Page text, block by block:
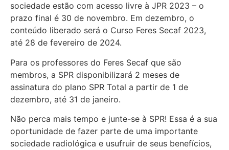
sociedade estão com acesso livre à JPR 2023 – o
prazo final é 30 de novembro. Em dezembro, o
conteúdo liberado será o Curso Feres Secaf 2023,
até 28 de fevereiro de 2024.
Para os professores do Feres Secaf que são
membros, a SPR disponibilizará 2 meses de
assinatura do plano SPR Total a partir de 1 de
dezembro, até 31 de janeiro.
Não perca mais tempo e junte-se à SPR! Essa é a sua
oportunidade de fazer parte de uma importante
sociedade radiológica e usufruir de seus benefícios,